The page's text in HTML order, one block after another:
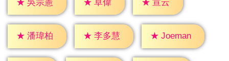
★ 吳宗憲 ★ 卓偉 ★ 宣云
★ 潘瑋柏 ★ 李多慧 ★ Joeman